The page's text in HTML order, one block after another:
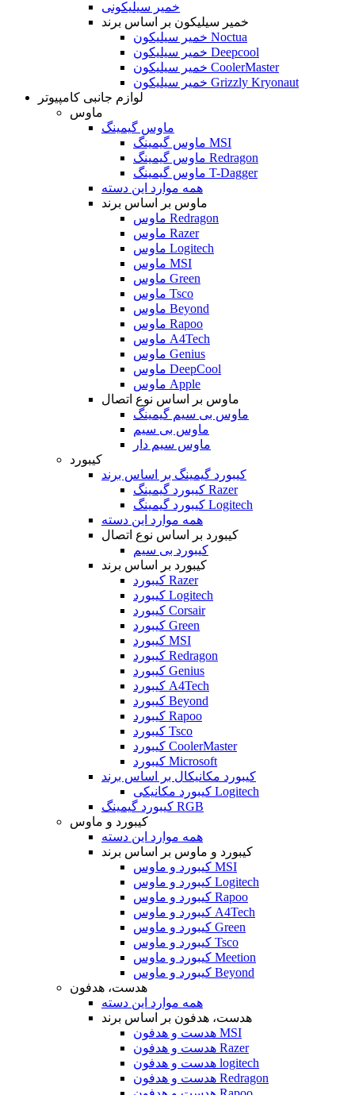
خمیر سیلیکونی
خمیر سیلیکون بر اساس برند
خمیر سیلیکون Noctua
خمیر سیلیکون Deepcool
خمیر سیلیکون CoolerMaster
خمیر سیلیکون Grizzly Kryonaut
لوازم جانبی کامپیوتر
ماوس
ماوس گیمینگ
ماوس گیمینگ MSI
ماوس گیمینگ Redragon
ماوس گیمینگ T-Dagger
همه موارد این دسته
ماوس بر اساس برند
ماوس Redragon
ماوس Razer
ماوس Logitech
ماوس MSI
ماوس Green
ماوس Tsco
ماوس Beyond
ماوس Rapoo
ماوس A4Tech
ماوس Genius
ماوس DeepCool
ماوس Apple
ماوس بر اساس نوع اتصال
ماوس بی سیم گیمینگ
ماوس بی سیم
ماوس سیم دار
کیبورد
کیبورد گیمینگ بر اساس برند
کیبورد گیمینگ Razer
کیبورد گیمینگ Logitech
همه موارد این دسته
کیبورد بر اساس نوع اتصال
کیبورد بی سیم
کیبورد بر اساس برند
کیبورد Razer
کیبورد Logitech
کیبورد Corsair
کیبورد Green
کیبورد MSI
کیبورد Redragon
کیبورد Genius
کیبورد A4Tech
کیبورد Beyond
کیبورد Rapoo
کیبورد Tsco
کیبورد CoolerMaster
کیبورد Microsoft
کیبورد مکانیکال بر اساس برند
کیبورد مکانیکی Logitech
کیبورد گیمینگ RGB
کیبورد و ماوس
همه موارد این دسته
کیبورد و ماوس بر اساس برند
کیبورد و ماوس MSI
کیبورد و ماوس Logitech
کیبورد و ماوس Rapoo
کیبورد و ماوس A4Tech
کیبورد و ماوس Green
کیبورد و ماوس Tsco
کیبورد و ماوس Meetion
کیبورد و ماوس Beyond
هدست، هدفون
همه موارد این دسته
هدست، هدفون بر اساس برند
هدست و هدفون MSI
هدست و هدفون Razer
هدست و هدفون logitech
هدست و هدفون Redragon